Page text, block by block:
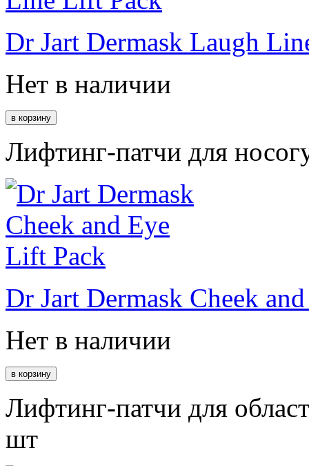
Dr Jart Dermask Laugh
Нет в наличии
Лифтинг-патчи для
Dr Jart Dermask Cheek
Нет в наличии
Лифтинг-патчи для
шт